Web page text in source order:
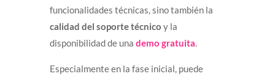
funcionalidades técnicas, sino también la
calidad del soporte técnico y la
disponibilidad de una demo gratuita.
Especialmente en la fase inicial, puede